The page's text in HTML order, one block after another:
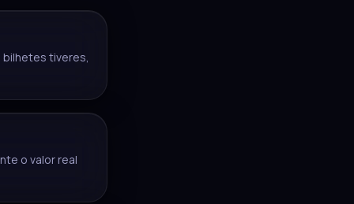
bilhetes tiveres,
o valor real